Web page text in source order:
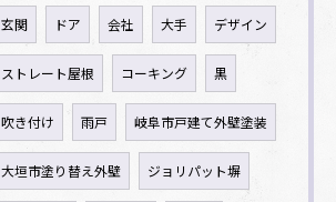
玄関 ドア 会社 大手 デザイン
ストレート屋根 コーキング 黒
吹き付け 雨戸 岐阜市戸建て外壁塗装
大垣市塗り替え外壁 ジョリパット塀